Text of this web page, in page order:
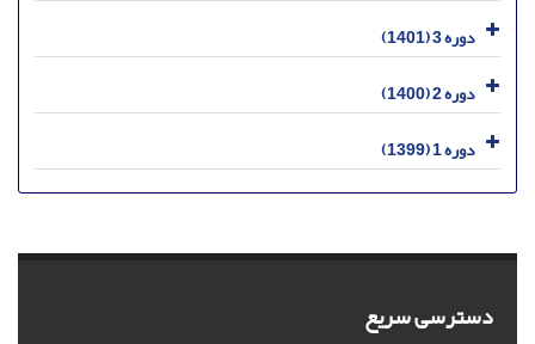
دوره 3 (1401)
دوره 2 (1400)
دوره 1 (1399)
دسترسی سریع